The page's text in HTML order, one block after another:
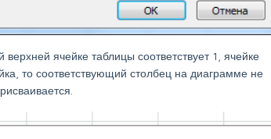
ячейке таблицы соответствует 1, ячейке
то соответствующий столбец на диаграмме не